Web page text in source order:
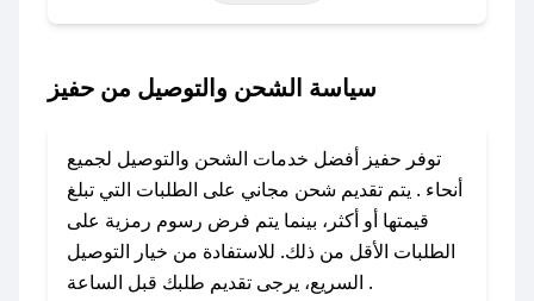
باستخدام تطبيق صحصح، يمكنك العثور بسهولة على
معنا عبر تويتر أو البريد الإلكتروني لإضافته بسرعة.
### كيفية استخدام كود خصم حفيز؟
1. انسخ كود الخصم من تطبيق صحصح.
2. الصقه في خانة الدفع عند التسوق من حفيز.
سياسة الشحن والتوصيل من حفيز
توفر حفيز أفضل خدمات الشحن والتوصيل لجميع
أنحاء . يتم تقديم شحن مجاني على الطلبات التي تبلغ
قيمتها أو أكثر، بينما يتم فرض رسوم رمزية على
الطلبات الأقل من ذلك. للاستفادة من خيار التوصيل
السريع، يرجى تقديم طلبك قبل الساعة .